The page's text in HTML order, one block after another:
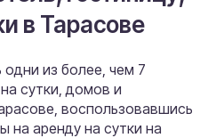
в Тарасове
из более, чем 7
сутки, домов и
воспользовавшись
аренду на сутки на